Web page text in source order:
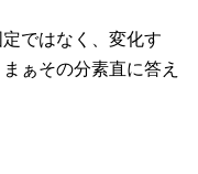
ではなく、変化す
ぁその分素直に答え